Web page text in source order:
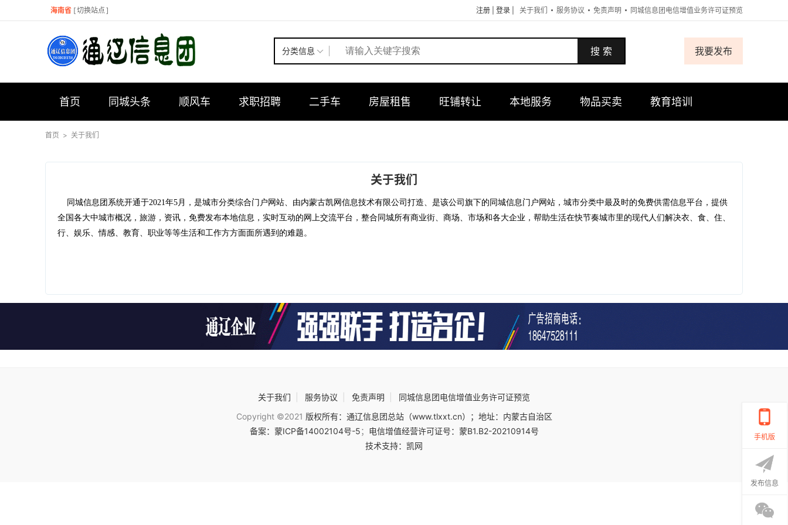
海南省 [切换站点 ] 注册 登录 关于我们 服务协议 免责声明 同城信息团电信增值业务许可证预览
分类信息 搜 索 我要发布
首页 同城头条 顺风车 求职招聘 二手车 房屋租售 旺铺转让 本地服务 物品买卖 教育培训
首页 > 关于我们
关于我们
同城信息团系统开通于2021年5月，是城市分类综合门户网站、由内蒙古凯网信息技术有限公司打造、是该公司旗下的同城信息门户网站，城市分类中最及时的免费供需信息平台，提供
全国各大中城市概况，旅游，资讯，免费发布本地信息，实时互动的网上交流平台，整合同城所有商业街、商场、市场和各大企业，帮助生活在快节奏城市里的现代人们解决衣、食、住、
行、娱乐、情感、教育、职业等等生活和工作方方面面所遇到的难题。
关于我们 服务协议 免责声明
同城信息团电信增值业务许可证预览
Copyright ©2021 版权所有：通辽信息团总站（www.tlxxt.cn）；地址：内蒙古自治区
备案：蒙ICP备14002104号-5； 电信增值经营许可证号：蒙B1.B2-20210914号
技术支持：凯网
手机版
发布信息